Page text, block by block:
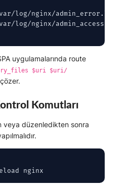
log/nginx/admin_error.log;
log/nginx/admin_access.log;
uygulamalarında route
$uri $uri/
çözer.
Komutları
veya düzenledikten sonra
nginx